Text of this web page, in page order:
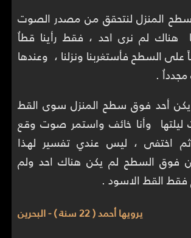
المنزل لنتحقق من مصدر الصوت
هناك لم نرى احد ، فقط رأينا قطاُ
على السطح فأستغربنا ونزلنا ، وعندها
.
أحد فوق سطح المنزل سوى القط
وأنا خائف واستمر صوت وقع
ثم اختفى ، ليس عندي تفسير لهذا
فوق السطح لم يكن هناك احد ولم
فقط القط الاسود .
يرويها أحمد ( 22 سنة ) - البحرين